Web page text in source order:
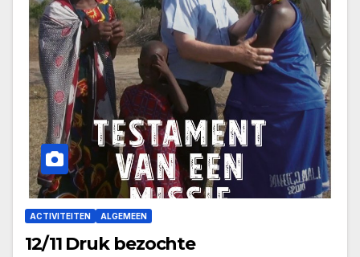
ACTIVITEITEN ALGEMEEN
12/11 Druk bezochte